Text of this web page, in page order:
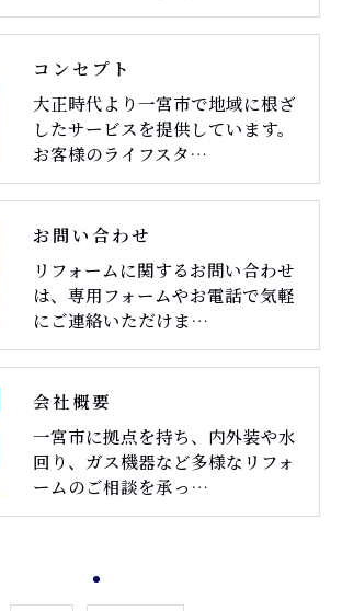
コンセプト
大正時代より一宮市で地域に根ざ
したサービスを提供しています。
お客様のライフスタ…
お問い合わせ
リフォームに関するお問い合わせ
は、専用フォームやお電話で気軽
にご連絡いただけま…
会社概要
一宮市に拠点を持ち、内外装や水
回り、ガス機器など多様なリフォ
ームのご相談を承っ…